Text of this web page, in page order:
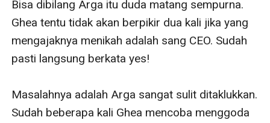
Bisa dibilang Arga itu duda matang sempurna.
Ghea tentu tidak akan berpikir dua kali jika yang
mengajaknya menikah adalah sang CEO. Sudah
pasti langsung berkata yes!
Masalahnya adalah Arga sangat sulit ditaklukkan.
Sudah beberapa kali Ghea mencoba menggoda